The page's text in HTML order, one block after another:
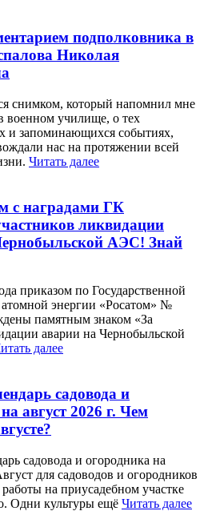
подполковника в
Николая
снимком, который напомнил мне
военном училище, о тех
и запоминающихся событиях,
нас на протяжении всей
Читать далее
с наградами ГК
ликвидации
АЭС! Знай
приказом по Государственной
энергии «Росатом» №
памятным знаком «За
аварии на Чернобыльской
далее
садовода и
август 2026 г. Чем
садовода и огородника на
для садоводов и огородников
на приусадебном участке
Одни культуры ещё Читать далее